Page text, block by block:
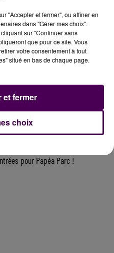
pour le V and B Fest' 2026 !
au casting The Voice & The Voice
pour Papéa Parc !
"Accepter et fermer", ou affiner en
dans "Gérer mes choix".
sur "Continuer sans
que pour ce site. Vous
votre consentement à tout
situé en bas de chaque page.
choix
et fermer